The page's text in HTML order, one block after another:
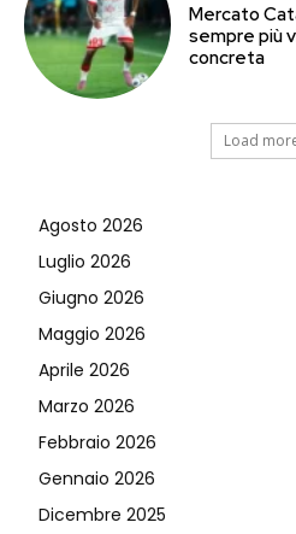
Mercato
sempre più
concreta
Load
Agosto 2026
Luglio 2026
Giugno 2026
Maggio 2026
Aprile 2026
Marzo 2026
Febbraio 2026
Gennaio 2026
Dicembre 2025